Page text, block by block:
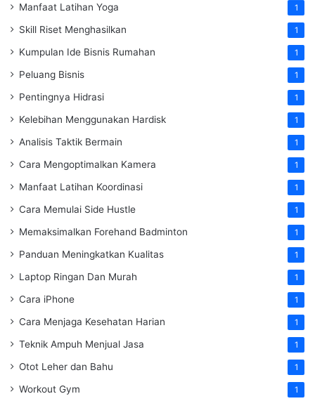
Manfaat Latihan Yoga 1
Skill Riset Menghasilkan 1
Kumpulan Ide Bisnis Rumahan 1
Peluang Bisnis 1
Pentingnya Hidrasi 1
Kelebihan Menggunakan Hardisk 1
Analisis Taktik Bermain 1
Cara Mengoptimalkan Kamera 1
Manfaat Latihan Koordinasi 1
Cara Memulai Side Hustle 1
Memaksimalkan Forehand Badminton 1
Panduan Meningkatkan Kualitas 1
Laptop Ringan Dan Murah 1
Cara iPhone 1
Cara Menjaga Kesehatan Harian 1
Teknik Ampuh Menjual Jasa 1
Otot Leher dan Bahu 1
Workout Gym 1